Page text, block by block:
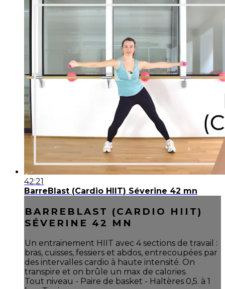
42:21
BarreBlast (Cardio HIIT) Séverine 42 mn
BARREBLAST (CARDIO HIIT)
SÉVERINE 42 MN
Un entrainement HIIT avec 4 sections de travail :
bras, cuisses, fessiers et abdos, entrecoupées par
des intervalles cardio à haute intensité. On
transpire et on brûle un max de calories.
Tout niveau - Paire de basket - Haltères 0,5. à 1